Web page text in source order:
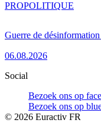
Guerre de
06.08.2026
PROPOLITIQUE
Social
Bezoek ons op
Bezoek ons op
© 2026 Euractiv FR